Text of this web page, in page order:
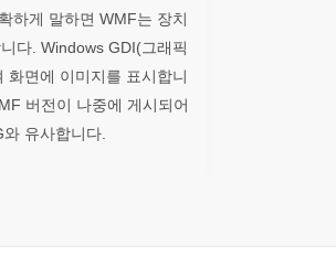
하게 말하면 WMF는 장치
다. Windows GDI(그래픽
화면에 이미지를 표시합니
버전이 나중에 게시되어
유사합니다.